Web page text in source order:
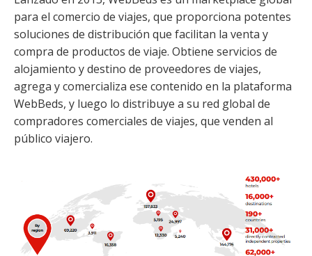
para el comercio de viajes, que proporciona potentes
soluciones de distribución que facilitan la venta y
compra de productos de viaje. Obtiene servicios de
alojamiento y destino de proveedores de viajes,
agrega y comercializa ese contenido en la plataforma
WebBeds, y luego lo distribuye a su red global de
compradores comerciales de viajes, que venden al
público viajero.